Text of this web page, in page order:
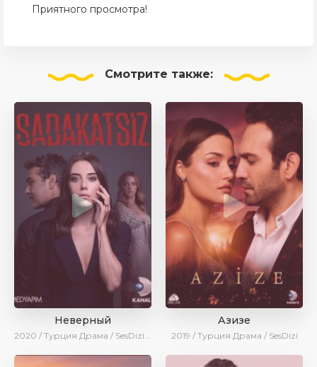
Приятного просмотра!
Смотрите также:
Неверный
2020 / Турция Драма / SesDizi / Ирина Котова
Азизе
2019 / Турция Драма / SesDizi